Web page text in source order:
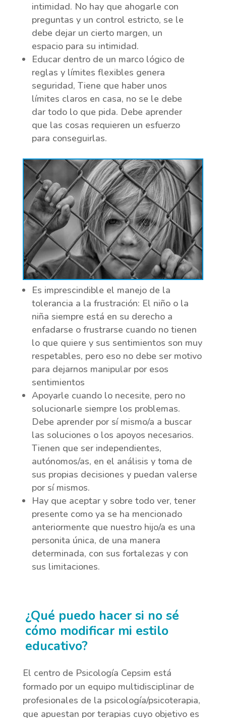
intimidad. No hay que ahogarle con
preguntas y un control estricto, se le
debe dejar un cierto margen, un
espacio para su intimidad.
Educar dentro de un marco lógico de
reglas y límites flexibles genera
seguridad, Tiene que haber unos
límites claros en casa, no se le debe
dar todo lo que pida. Debe aprender
que las cosas requieren un esfuerzo
para conseguirlas.
Es imprescindible el manejo de la
tolerancia a la frustración: El niño o la
niña siempre está en su derecho a
enfadarse o frustrarse cuando no tienen
lo que quiere y sus sentimientos son muy
respetables, pero eso no debe ser motivo
para dejarnos manipular por esos
sentimientos
Apoyarle cuando lo necesite, pero no
solucionarle siempre los problemas.
Debe aprender por sí mismo/a a buscar
las soluciones o los apoyos necesarios.
Tienen que ser independientes,
autónomos/as, en el análisis y toma de
sus propias decisiones y puedan valerse
por sí mismos.
Hay que aceptar y sobre todo ver, tener
presente como ya se ha mencionado
anteriormente que nuestro hijo/a es una
personita única, de una manera
determinada, con sus fortalezas y con
sus limitaciones.
¿Qué puedo hacer si no sé
cómo modificar mi estilo
educativo?
El centro de Psicología Cepsim está
formado por un equipo multidisciplinar de
profesionales de la psicología/psicoterapia,
que apuestan por terapias cuyo objetivo es